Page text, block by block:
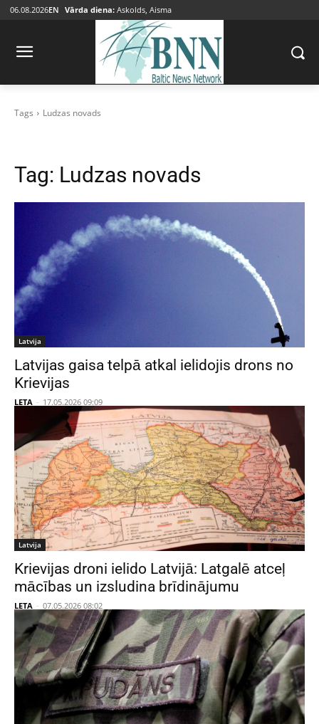
06.08.2026EN Vārda diena: Askolds, Aisma
Tags Ludzas novads
Tag: Ludzas novads
Latvija
Latvijas gaisa telpā atkal ielidojis drons no
Krievijas
LETA - 17.05.2026 09:09
Latvija
Krievijas droni ielido Latvijā: Latgalē atceļ
mācības un izsludina brīdinājumu
LETA - 07.05.2026 08:02